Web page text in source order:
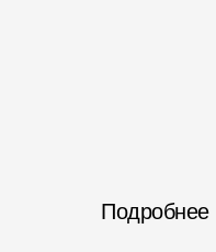
Подробнее